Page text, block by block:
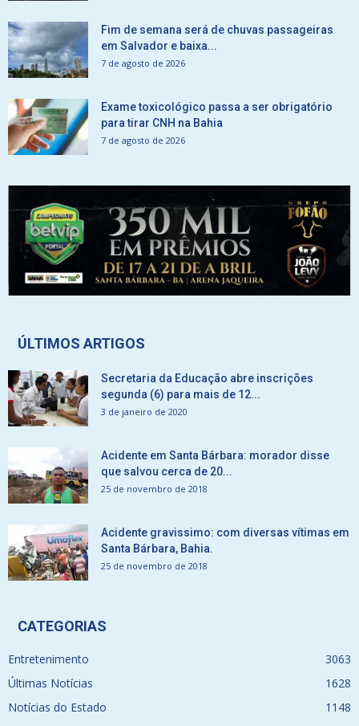
Fim de semana será de chuvas passageiras
em Salvador e baixa...
7 de agosto de 2026
Exame toxicológico passa a ser obrigatório
para tirar CNH na Bahia
7 de agosto de 2026
ÚLTIMOS ARTIGOS
Secretaria da Educação abre inscrições
segunda (6) para mais de 12...
3 de janeiro de 2020
Acidente em Santa Bárbara: morador disse
que salvou cerca de 20...
25 de novembro de 2018
Acidente gravissimo: com diversas vítimas em
Santa Bárbara, Bahia.
25 de novembro de 2018
CATEGORIAS
Entretenimento
3063
Últimas Notícias
1628
Notícias do Estado
1148